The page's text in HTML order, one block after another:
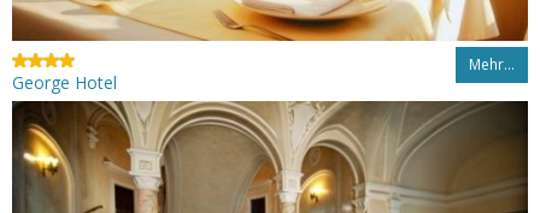
Mehr…
George Hotel